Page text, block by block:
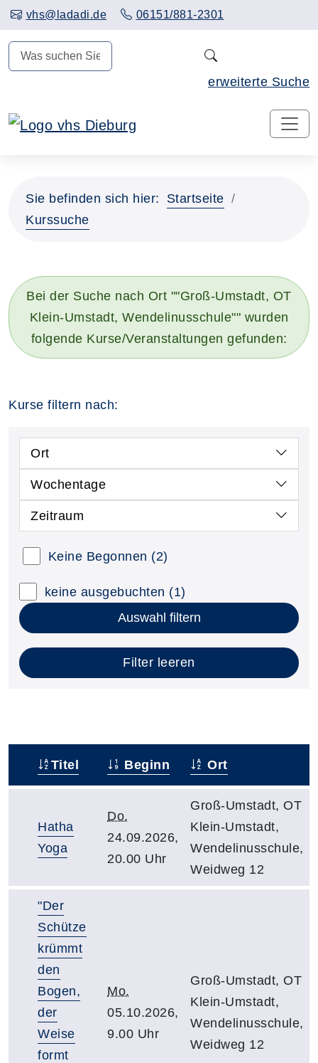
vhs@ladadi.de 06151/881-2301
erweiterte Suche
Hauptinhalt anspringen
Sie befinden sich hier:
Startseite
Kurssuche
Bei der Suche nach Ort ""Groß-Umstadt, OT
Klein-Umstadt, Wendelinusschule"" wurden
folgende Kurse/Veranstaltungen gefunden:
Kurse filtern nach:
Ort
Wochentage
Zeitraum
Keine Begonnen (2)
keine ausgebuchten (1)
Auswahl filtern
Filter leeren
Titel Beginn Ort
Hatha
Yoga
Do.
24.09.2026,
20.00 Uhr
Groß-Umstadt, OT
Klein-Umstadt,
Wendelinusschule,
Weidweg 12
"Der
Schütze
krümmt
den
Bogen,
der
Weise
formt
Mo.
05.10.2026,
9.00 Uhr
Groß-Umstadt, OT
Klein-Umstadt,
Wendelinusschule,
Weidweg 12